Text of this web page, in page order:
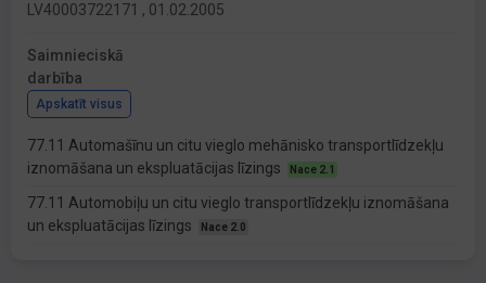
LV40003722171 , 01.02.2005
Saimnieciskā
darbība
Apskatīt visus
77.11 Automašīnu un citu vieglo mehānisko transportlīdzekļu
iznomāšana un ekspluatācijas līzings
Nace 2.1
77.11 Automobiļu un citu vieglo transportlīdzekļu iznomāšana
un ekspluatācijas līzings
Nace 2.0